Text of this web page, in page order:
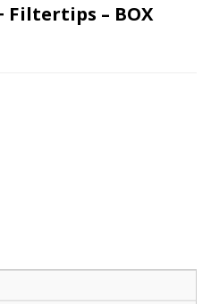
Filtertips – BOX